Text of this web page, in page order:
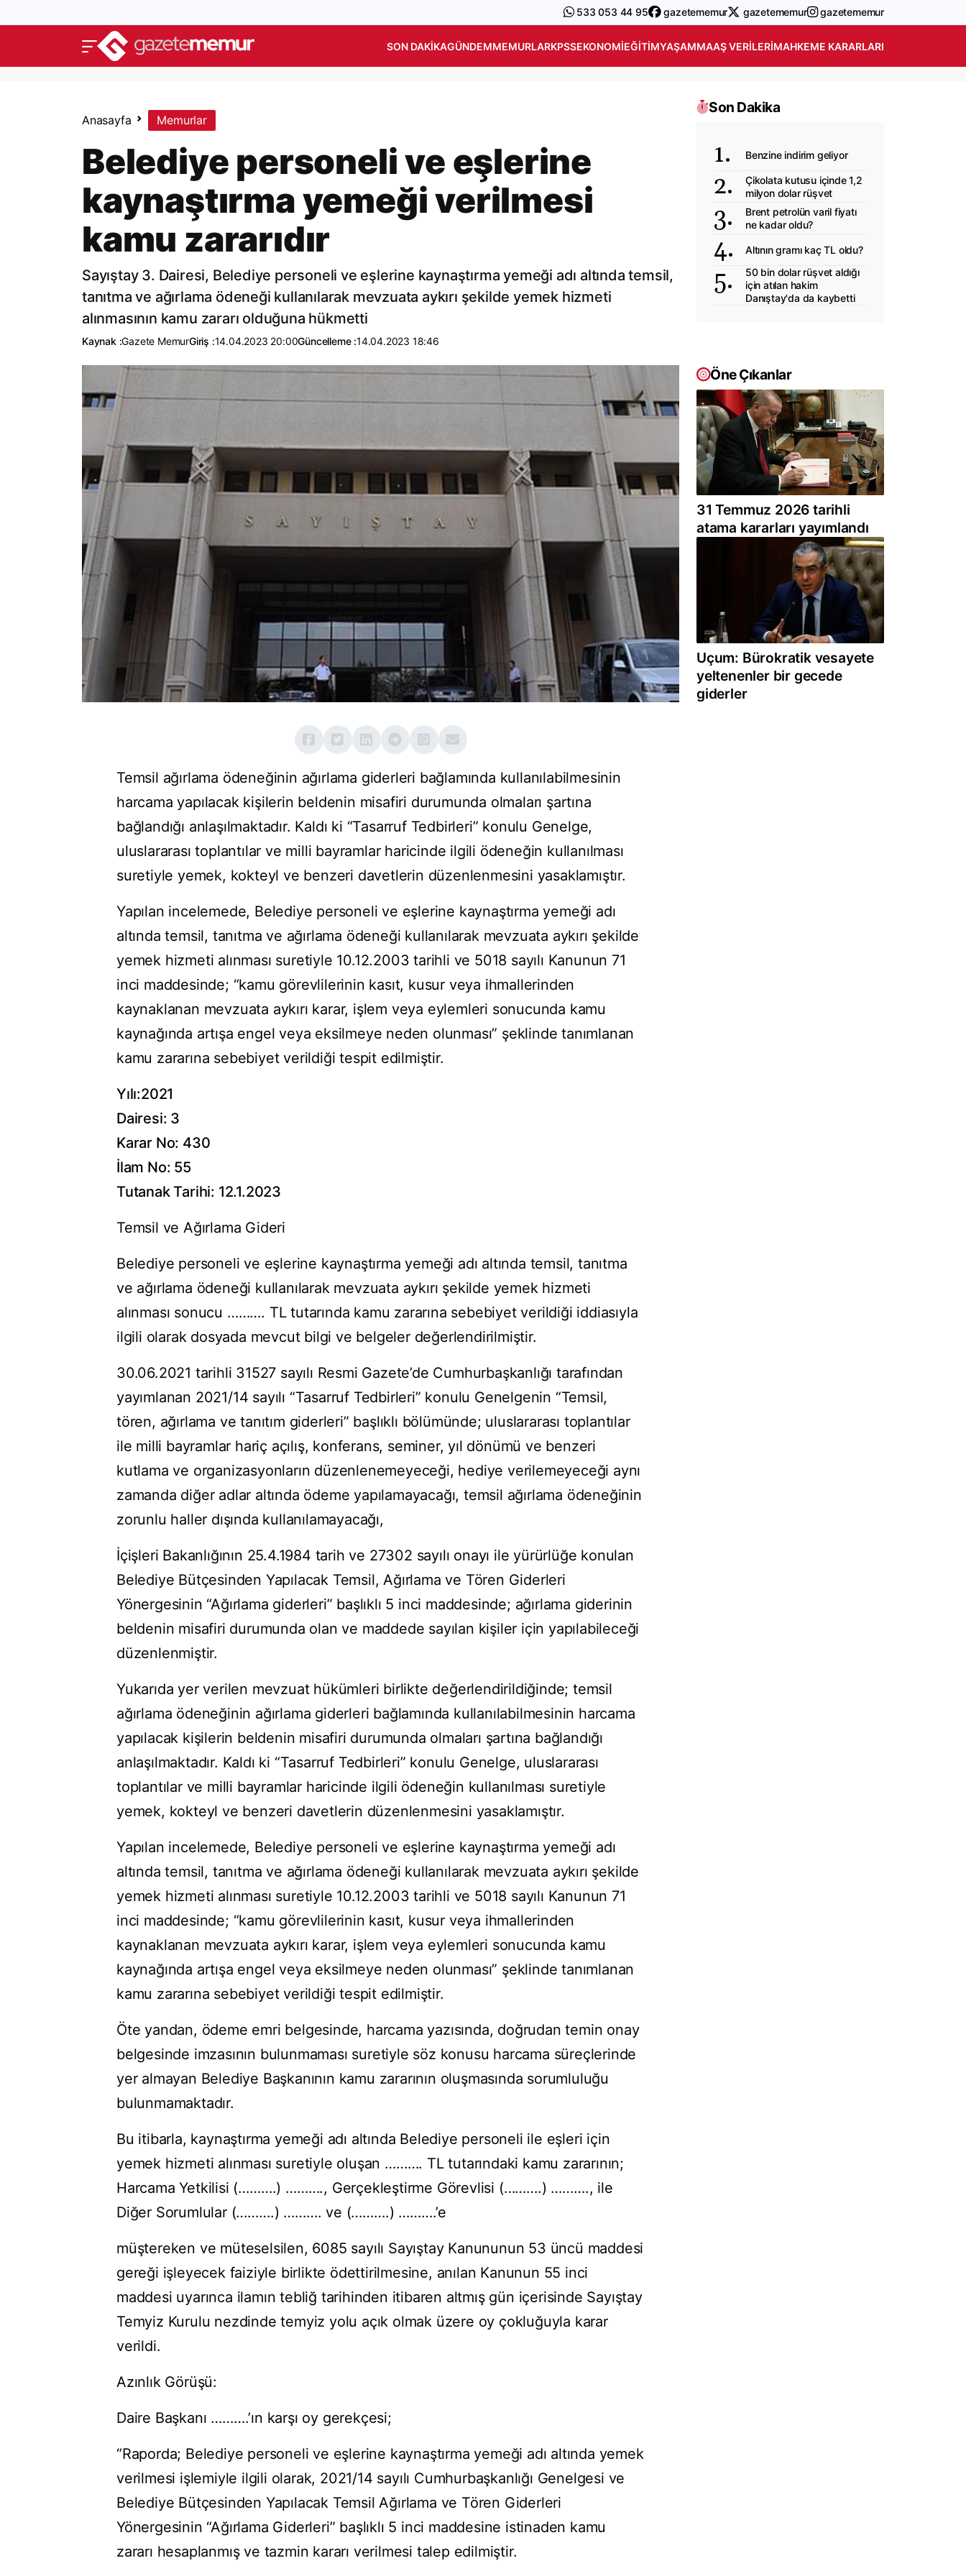
533 053 44 95 gazetememur gazetememur gazetememur
SON DAKIKAGÜNDEMMEMURLARKPSSEKONOMIEĞITIMYAŞAMMAAŞ VERILERIMAHKEME KARARLARI
Anasayfa Memurlar
Belediye personeli ve eşlerine
kaynaştırma yemeği verilmesi
kamu zararıdır
Sayıştay 3. Dairesi, Belediye personeli ve eşlerine kaynaştırma yemeği adı altında temsil,
tanıtma ve ağırlama ödeneği kullanılarak mevzuata aykırı şekilde yemek hizmeti
alınmasının kamu zararı olduğuna hükmetti
Kaynak :Gazete MemurGiriş :14.04.2023 20:00Güncelleme :14.04.2023 18:46
Temsil ağırlama ödeneğinin ağırlama giderleri bağlamında kullanılabilmesinin
harcama yapılacak kişilerin beldenin misafiri durumunda olmaları şartına
bağlandığı anlaşılmaktadır. Kaldı ki “Tasarruf Tedbirleri” konulu Genelge,
uluslararası toplantılar ve milli bayramlar haricinde ilgili ödeneğin kullanılması
suretiyle yemek, kokteyl ve benzeri davetlerin düzenlenmesini yasaklamıştır.
Yapılan incelemede, Belediye personeli ve eşlerine kaynaştırma yemeği adı
altında temsil, tanıtma ve ağırlama ödeneği kullanılarak mevzuata aykırı şekilde
yemek hizmeti alınması suretiyle 10.12.2003 tarihli ve 5018 sayılı Kanunun 71
inci maddesinde; “kamu görevlilerinin kasıt, kusur veya ihmallerinden
kaynaklanan mevzuata aykırı karar, işlem veya eylemleri sonucunda kamu
kaynağında artışa engel veya eksilmeye neden olunması” şeklinde tanımlanan
kamu zararına sebebiyet verildiği tespit edilmiştir.
Yılı:2021
Dairesi: 3
Karar No: 430
İlam No: 55
Tutanak Tarihi: 12.1.2023
Temsil ve Ağırlama Gideri
Belediye personeli ve eşlerine kaynaştırma yemeği adı altında temsil, tanıtma
ve ağırlama ödeneği kullanılarak mevzuata aykırı şekilde yemek hizmeti
alınması sonucu ………. TL tutarında kamu zararına sebebiyet verildiği iddiasıyla
ilgili olarak dosyada mevcut bilgi ve belgeler değerlendirilmiştir.
30.06.2021 tarihli 31527 sayılı Resmi Gazete’de Cumhurbaşkanlığı tarafından
yayımlanan 2021/14 sayılı “Tasarruf Tedbirleri” konulu Genelgenin “Temsil,
tören, ağırlama ve tanıtım giderleri” başlıklı bölümünde; uluslararası toplantılar
ile milli bayramlar hariç açılış, konferans, seminer, yıl dönümü ve benzeri
kutlama ve organizasyonların düzenlenemeyeceği, hediye verilemeyeceği aynı
zamanda diğer adlar altında ödeme yapılamayacağı, temsil ağırlama ödeneğinin
zorunlu haller dışında kullanılamayacağı,
İçişleri Bakanlığının 25.4.1984 tarih ve 27302 sayılı onayı ile yürürlüğe konulan
Belediye Bütçesinden Yapılacak Temsil, Ağırlama ve Tören Giderleri
Yönergesinin “Ağırlama giderleri” başlıklı 5 inci maddesinde; ağırlama giderinin
beldenin misafiri durumunda olan ve maddede sayılan kişiler için yapılabileceği
düzenlenmiştir.
Yukarıda yer verilen mevzuat hükümleri birlikte değerlendirildiğinde; temsil
ağırlama ödeneğinin ağırlama giderleri bağlamında kullanılabilmesinin harcama
yapılacak kişilerin beldenin misafiri durumunda olmaları şartına bağlandığı
anlaşılmaktadır. Kaldı ki “Tasarruf Tedbirleri” konulu Genelge, uluslararası
toplantılar ve milli bayramlar haricinde ilgili ödeneğin kullanılması suretiyle
yemek, kokteyl ve benzeri davetlerin düzenlenmesini yasaklamıştır.
Yapılan incelemede, Belediye personeli ve eşlerine kaynaştırma yemeği adı
altında temsil, tanıtma ve ağırlama ödeneği kullanılarak mevzuata aykırı şekilde
yemek hizmeti alınması suretiyle 10.12.2003 tarihli ve 5018 sayılı Kanunun 71
inci maddesinde; “kamu görevlilerinin kasıt, kusur veya ihmallerinden
kaynaklanan mevzuata aykırı karar, işlem veya eylemleri sonucunda kamu
kaynağında artışa engel veya eksilmeye neden olunması” şeklinde tanımlanan
kamu zararına sebebiyet verildiği tespit edilmiştir.
Öte yandan, ödeme emri belgesinde, harcama yazısında, doğrudan temin onay
belgesinde imzasının bulunmaması suretiyle söz konusu harcama süreçlerinde
yer almayan Belediye Başkanının kamu zararının oluşmasında sorumluluğu
bulunmamaktadır.
Bu itibarla, kaynaştırma yemeği adı altında Belediye personeli ile eşleri için
yemek hizmeti alınması suretiyle oluşan ………. TL tutarındaki kamu zararının;
Harcama Yetkilisi (……….) ………., Gerçekleştirme Görevlisi (……….) ………., ile
Diğer Sorumlular (……….) ………. ve (……….) ……….’e
müştereken ve müteselsilen, 6085 sayılı Sayıştay Kanununun 53 üncü maddesi
gereği işleyecek faiziyle birlikte ödettirilmesine, anılan Kanunun 55 inci
maddesi uyarınca ilamın tebliğ tarihinden itibaren altmış gün içerisinde Sayıştay
Temyiz Kurulu nezdinde temyiz yolu açık olmak üzere oy çokluğuyla karar
verildi.
Azınlık Görüşü:
Daire Başkanı ……….’ın karşı oy gerekçesi;
“Raporda; Belediye personeli ve eşlerine kaynaştırma yemeği adı altında yemek
verilmesi işlemiyle ilgili olarak, 2021/14 sayılı Cumhurbaşkanlığı Genelgesi ve
Belediye Bütçesinden Yapılacak Temsil Ağırlama ve Tören Giderleri
Yönergesinin “Ağırlama Giderleri” başlıklı 5 inci maddesine istinaden kamu
zararı hesaplanmış ve tazmin kararı verilmesi talep edilmiştir.
Son Dakika
Benzine indirim geliyor
Çikolata kutusu içinde 1,2
milyon dolar rüşvet
Brent petrolün varil fiyatı
ne kadar oldu?
Altının gramı kaç TL oldu?
50 bin dolar rüşvet aldığı
için atılan hakim
Danıştay'da da kaybetti
Öne Çıkanlar
31 Temmuz 2026 tarihli
atama kararları yayımlandı
Uçum: Bürokratik vesayete
yeltenenler bir gecede
giderler